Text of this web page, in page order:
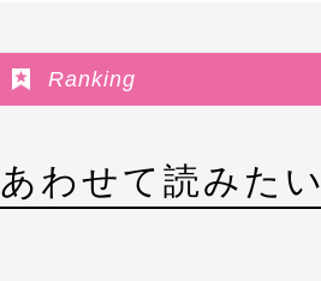
Ranking
あわせて読みたい